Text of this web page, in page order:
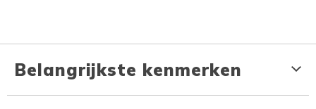
Belangrijkste kenmerken